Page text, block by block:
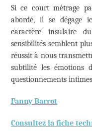
Si ce court métrage
abordé, il se dégage
caractère insulaire
sensibilités semblent
réussit à nous
subtilité les émotions
questionnements
Fanny Barrot
Consultez la fiche